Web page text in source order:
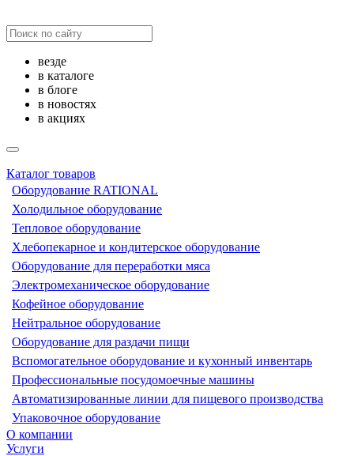
везде
в каталоге
в блоге
в новостях
в акциях
Каталог товаров
Оборудование RATIONAL
Холодильное оборудование
Тепловое оборудование
Хлебопекарное и кондитерское оборудование
Оборудование для переработки мяса
Электромеханическое оборудование
Кофейное оборудование
Нейтральное оборудование
Оборудование для раздачи пищи
Вспомогательное оборудование и кухонный инвентарь
Профессиональные посудомоечные машины
Автоматизированные линии для пищевого производства
Упаковочное оборудование
О компании
Услуги